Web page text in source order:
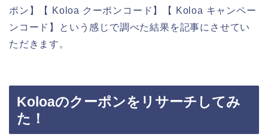
ポン】【 Koloa クーポンコード】【 Koloa キャンペー
ンコード】という感じで調べた結果を記事にさせてい
ただきます。
Koloaのクーポンをリサーチしてみ
た！